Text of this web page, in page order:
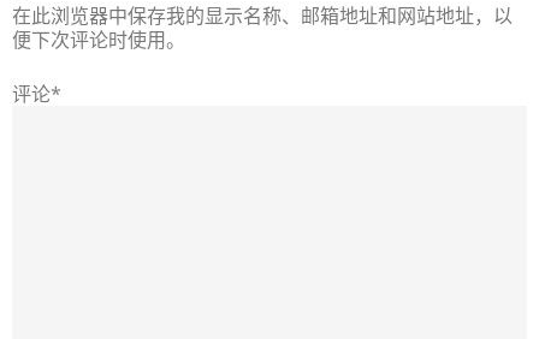
在此浏览器中保存我的显示名称、邮箱地址和网站地址，以
便下次评论时使用。
评论*